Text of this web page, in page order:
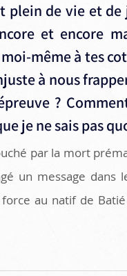
plein de vie et
et encore
même à tes
à nous
?
je ne sais pas
par la mort
un message
au natif de